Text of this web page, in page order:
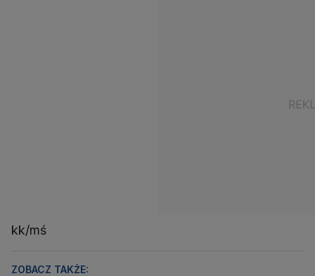
kk/mś
ZOBACZ TAKŻE: